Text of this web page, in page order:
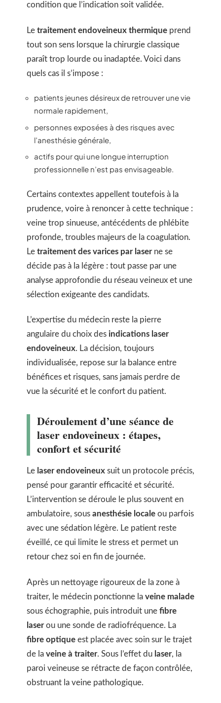
condition que l’indication soit validée.
Le traitement endoveineux thermique prend
tout son sens lorsque la chirurgie classique
paraît trop lourde ou inadaptée. Voici dans
quels cas il s’impose :
patients jeunes désireux de retrouver une vie
normale rapidement,
personnes exposées à des risques avec
l’anesthésie générale,
actifs pour qui une longue interruption
professionnelle n’est pas envisageable.
Certains contextes appellent toutefois à la
prudence, voire à renoncer à cette technique :
veine trop sinueuse, antécédents de phlébite
profonde, troubles majeurs de la coagulation.
Le traitement des varices par laserne se
décide pas à la légère : tout passe par une
analyse approfondie du réseau veineux et une
sélection exigeante des candidats.
L’expertise du médecin reste la pierre
angulaire du choix des indications laser
endoveineux. La décision, toujours
individualisée, repose sur la balance entre
bénéfices et risques, sans jamais perdre de
vue la sécurité et le confort du patient.
Déroulement d’une séance de
laser endoveineux : étapes,
confort et sécurité
Le laser endoveineux suit un protocole précis,
pensé pour garantir efficacité et sécurité.
L’intervention se déroule le plus souvent en
ambulatoire, sous anesthésie locale ou parfois
avec une sédation légère. Le patient reste
éveillé, ce qui limite le stress et permet un
retour chez soi en fin de journée.
Après un nettoyage rigoureux de la zone à
traiter, le médecin ponctionne la veine malade
sous échographie, puis introduit une fibre
laserou une sonde de radiofréquence. La
fibre optique est placée avec soin sur le trajet
de la veine à traiter. Sous l’effet du laser, la
paroi veineuse se rétracte de façon contrôlée,
obstruant la veine pathologique.